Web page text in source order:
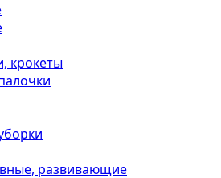
крокеты
развивающие